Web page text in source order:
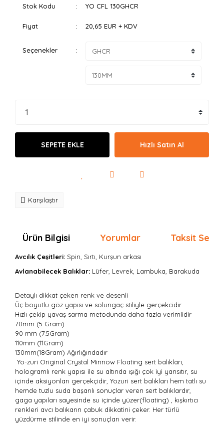
Stok Kodu YO CFL 130GHCR
Fiyat 20,65 EUR + KDV
Seçenekler
SEPETE EKLE Hızlı Satın Al
Karşılaştır
Ürün Bilgisi Yorumlar Taksit
Avcılık Çeşitleri: Spin, Sırtı, Kurşun arkası
Avlanabilecek Balıklar: Lüfer, Levrek, Lambuka, Barakuda
Detaylı dikkat çeken renk ve desenli
Üç boyutlu göz yapısı ve solungaç stiliyle gerçekcidir
Hızlı çekip yavaş sarma metodunda daha fazla verimlidir
70mm (5 Gram)
90 mm (7.5Gram)
110mm (11Gram)
130mm(18Gram) Ağırlığındadır
Yo-zuri Original Crystal Minnow Floating sert balıkları,
hologramlı renk yapısı ile su altında ışığı çok iyi yansıtır, su
içinde aksiyonları gerçekçidir, Yozuri sert balıkları hem tatlı su
hemde tuzlu suda başarılı sonuçlar veren sert balıklardır,
gaga yapıları sayesinde su içinde yüzer(floating) , kışkırtıcı
renkleri avcı balıkarın çabuk dikkatini çeker. Her türlü
yüzdürme stilinde en iyi sonuçları verir.